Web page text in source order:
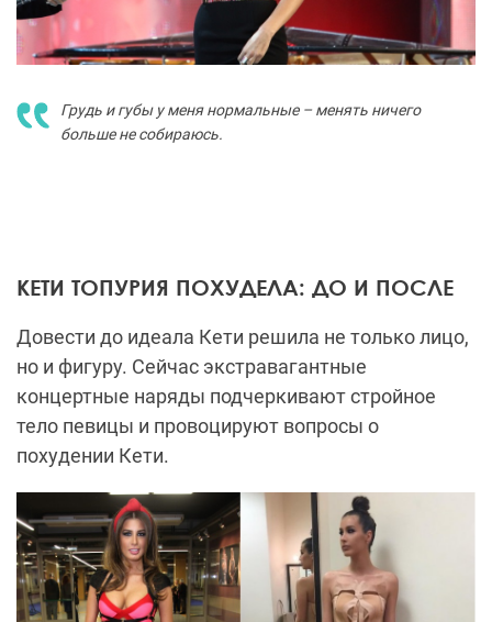
Грудь и губы у меня нормальные – менять ничего
больше не собираюсь.
КЕТИ ТОПУРИЯ ПОХУДЕЛА: ДО И ПОСЛЕ
Довести до идеала Кети решила не только лицо,
но и фигуру. Сейчас экстравагантные
концертные наряды подчеркивают стройное
тело певицы и провоцируют вопросы о
похудении Кети.